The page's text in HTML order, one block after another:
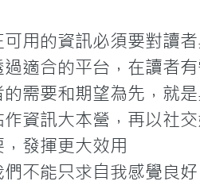
可用的資訊必須要對讀
過適合的平台，在讀者
的需要和期望為先，就
作資訊大本營，再以社
發揮更大效用
不能只求自我感覺良